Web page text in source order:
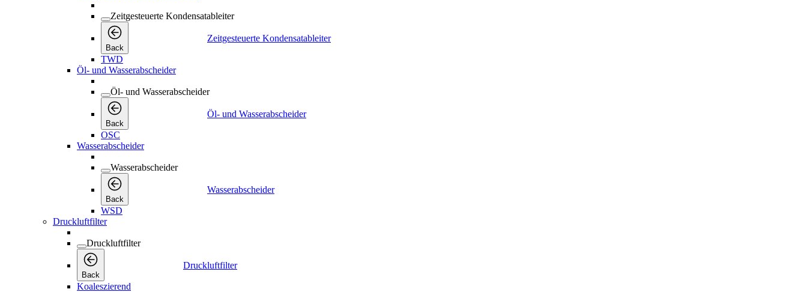
Zeitgesteuerte Kondensatableiter
Back
Zeitgesteuerte Kondensatableiter
TWD
Öl- und Wasserabscheider
Öl- und Wasserabscheider
Back
Öl- und Wasserabscheider
OSC
Wasserabscheider
Wasserabscheider
Back
Wasserabscheider
WSD
Druckluftfilter
Druckluftfilter
Back
Druckluftfilter
Koaleszierend